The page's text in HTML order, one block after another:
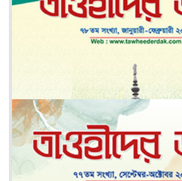
মার্চ-এপ্রিল ২০২৬